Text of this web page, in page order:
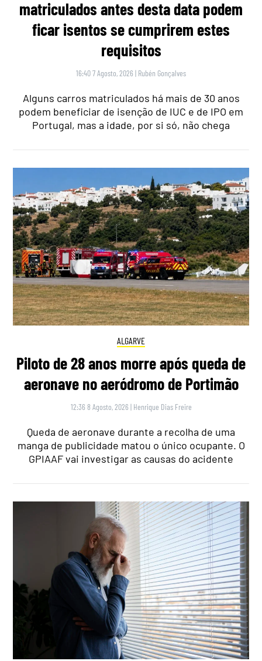
matriculados antes desta data podem
ficar isentos se cumprirem estes
requisitos
16:40 7 Agosto, 2026 | Rubén Gonçalves
Alguns carros matriculados há mais de 30 anos
podem beneficiar de isenção de IUC e de IPO em
Portugal, mas a idade, por si só, não chega
ALGARVE
Piloto de 28 anos morre após queda de
aeronave no aeródromo de Portimão
12:36 8 Agosto, 2026 | Henrique Dias Freire
Queda de aeronave durante a recolha de uma
manga de publicidade matou o único ocupante. O
GPIAAF vai investigar as causas do acidente